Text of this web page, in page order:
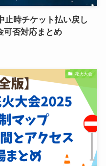
止時チケット払い戻し
可否対応まとめ
花火大会